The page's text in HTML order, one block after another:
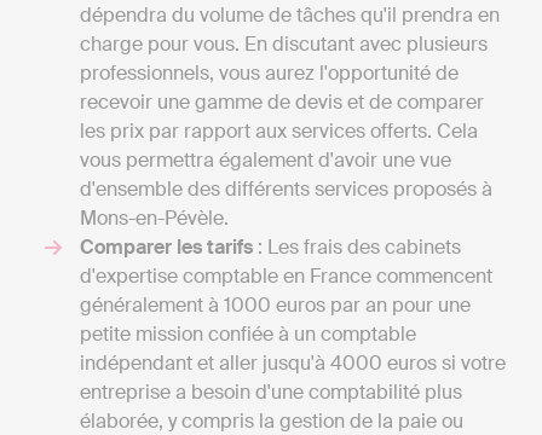
dépendra du volume de tâches qu'il prendra en
charge pour vous. En discutant avec plusieurs
professionnels, vous aurez l'opportunité de
recevoir une gamme de devis et de comparer
les prix par rapport aux services offerts. Cela
vous permettra également d'avoir une vue
d'ensemble des différents services proposés à
Mons-en-Pévèle.
Comparer les tarifs : Les frais des cabinets
d'expertise comptable en France commencent
généralement à 1000 euros par an pour une
petite mission confiée à un comptable
indépendant et aller jusqu'à 4000 euros si votre
entreprise a besoin d'une comptabilité plus
élaborée, y compris la gestion de la paie ou